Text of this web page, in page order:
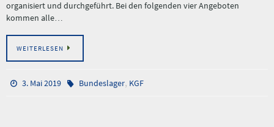
organisiert und durchgeführt. Bei den folgenden vier Angeboten
kommen alle…
WEITERLESEN
3. Mai 2019 Bundeslager, KGF